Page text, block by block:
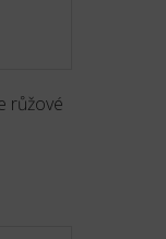
růžové